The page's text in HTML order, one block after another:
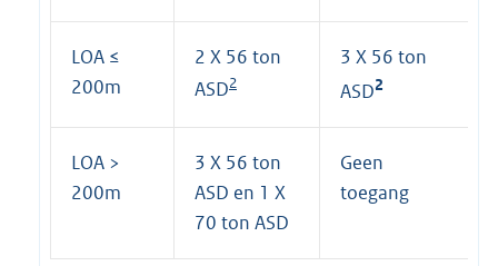
LOA ≤
200m
2 X 56 ton
ASD2
3 X 56 ton
ASD2
LOA >
200m
3 X 56 ton
ASD en 1 X
70 ton ASD
Geen
toegang